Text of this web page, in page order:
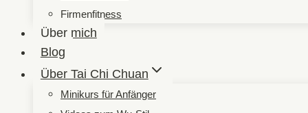
Firmenfitness
Über mich
Blog
Über Tai Chi Chuan
Minikurs für Anfänger